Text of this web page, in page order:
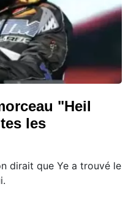
"Heil
les
dirait que Ye a trouvé le